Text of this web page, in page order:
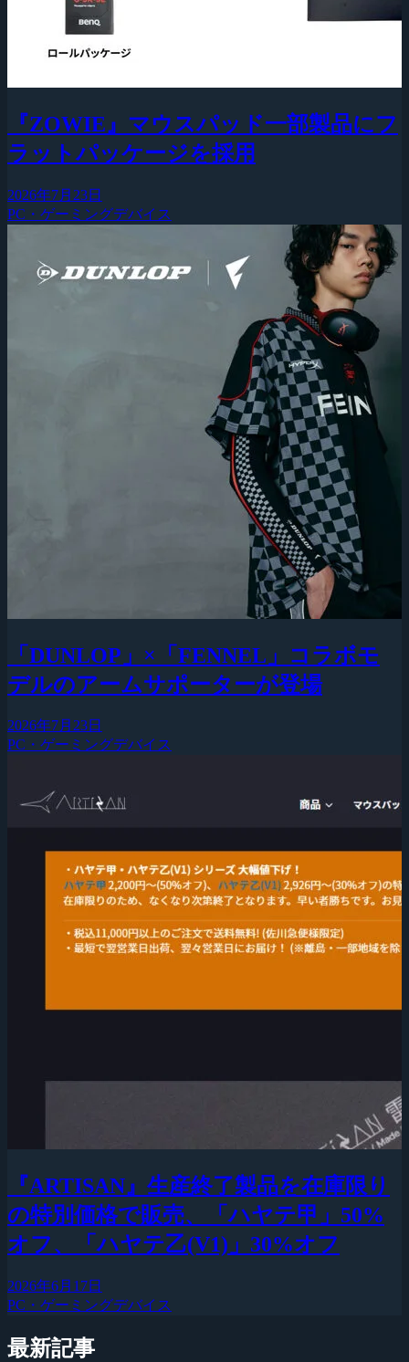
『ZOWIE』マウスパッド一部製品にフ
ラットパッケージを採用
2026年7月23日
PC・ゲーミングデバイス
「DUNLOP」×「FENNEL」コラボモ
デルのアームサポーターが登場
2026年7月23日
PC・ゲーミングデバイス
『ARTISAN』生産終了製品を在庫限り
の特別価格で販売、「ハヤテ甲」50%
オフ、「ハヤテ乙(V1)」30%オフ
2026年6月17日
PC・ゲーミングデバイス
最新記事